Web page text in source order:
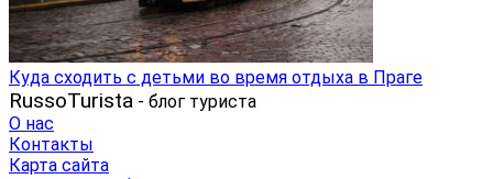
Куда сходить с детьми во время отдыха в Праге
RussoTurista - блог туриста
О нас
Контакты
Карта сайта